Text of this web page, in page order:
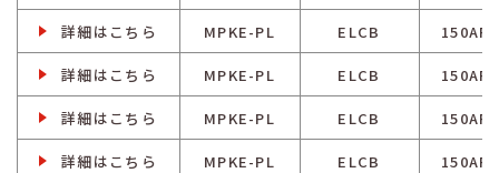
詳細はこちら MPKE-PL ELCB 150AF/
詳細はこちら MPKE-PL ELCB 150AF/
詳細はこちら MPKE-PL ELCB 150AF/
詳細はこちら MPKE-PL ELCB 150AF/